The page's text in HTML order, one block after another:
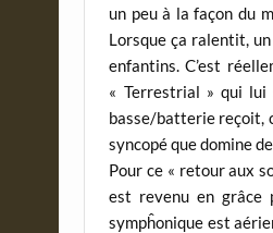
un peu à la façon du
Lorsque ça ralentit,
enfantins. C’est
« Terrestrial » qui lui
basse/batterie reçoit,
syncopé que domine
Pour ce « retour aux
est revenu en grâce
sympĥonique est